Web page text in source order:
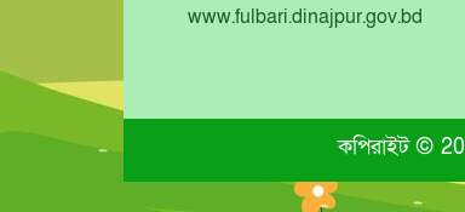
www.fulbari.dinajpur.gov.bd
কপিরাইট ©